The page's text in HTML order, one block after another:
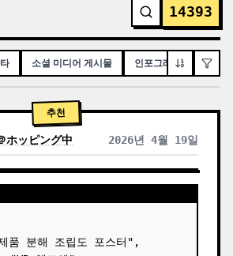
14393
소셜 미디어 게시물 인포그래픽 / 교육용 시
추천
ホッピング中 2026년 4월 19일
품 분해 조립도 포스터",